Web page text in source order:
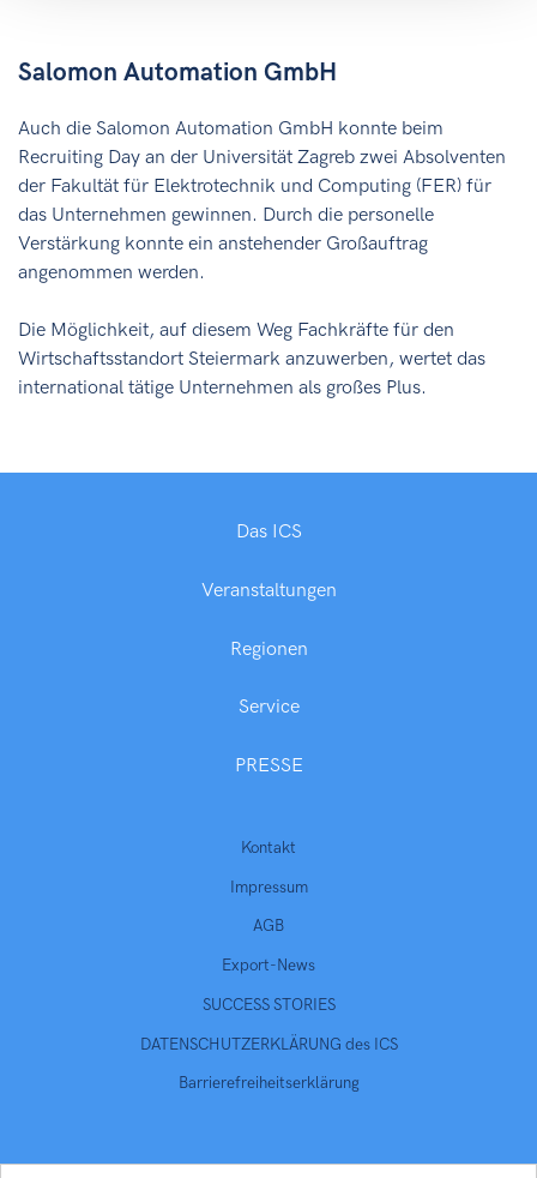
Salomon Automation GmbH
Auch die Salomon Automation GmbH konnte beim
Recruiting Day an der Universität Zagreb zwei Absolventen
der Fakultät für Elektrotechnik und Computing (FER) für
das Unternehmen gewinnen. Durch die personelle
Verstärkung konnte ein anstehender Großauftrag
angenommen werden.
Die Möglichkeit, auf diesem Weg Fachkräfte für den
Wirtschaftsstandort Steiermark anzuwerben, wertet das
international tätige Unternehmen als großes Plus.
Das ICS
Veranstaltungen
Regionen
Service
PRESSE
Kontakt
Impressum
AGB
Export-News
SUCCESS STORIES
DATENSCHUTZERKLÄRUNG des ICS
Barrierefreiheitserklärung